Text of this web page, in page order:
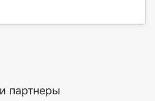
партнеры